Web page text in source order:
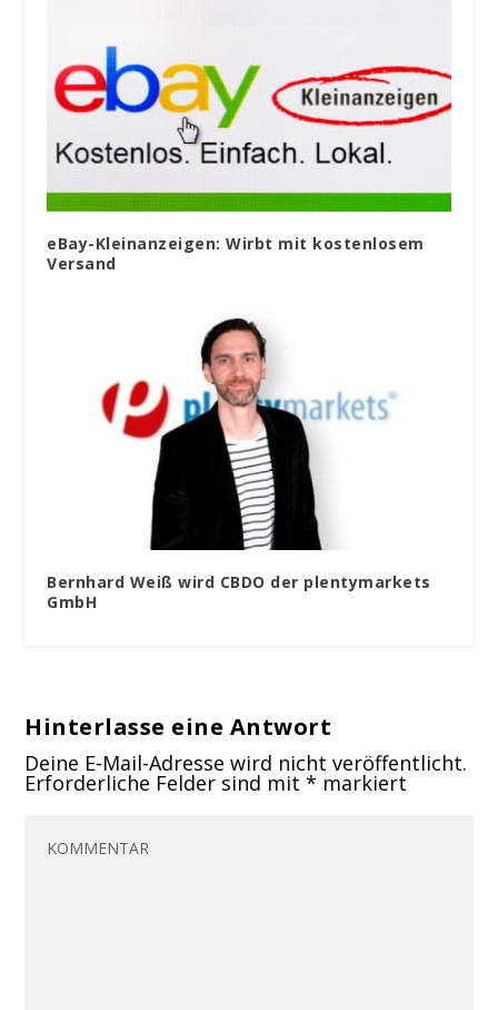
eBay-Kleinanzeigen: Wirbt mit kostenlosem
Versand
Bernhard Weiß wird CBDO der plentymarkets
GmbH
Hinterlasse eine Antwort
Deine E-Mail-Adresse wird nicht veröffentlicht.
Erforderliche Felder sind mit* markiert